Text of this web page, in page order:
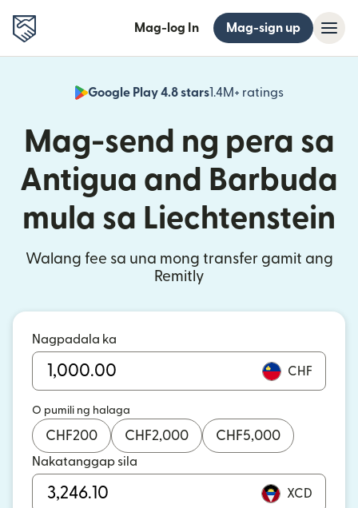
Mag-log In Mag-sign up
Google Play 4.8 stars1.4M+ ratings
(bubukas
Mag-send ng pera sa
Antigua and Barbuda
mula sa Liechtenstein
Walang fee sa una mong transfer gamit ang
Remitly
Nagpadala ka
CHF
O pumili ng halaga
CHF200 CHF2,000 CHF5,000
Nakatanggap sila
XCD